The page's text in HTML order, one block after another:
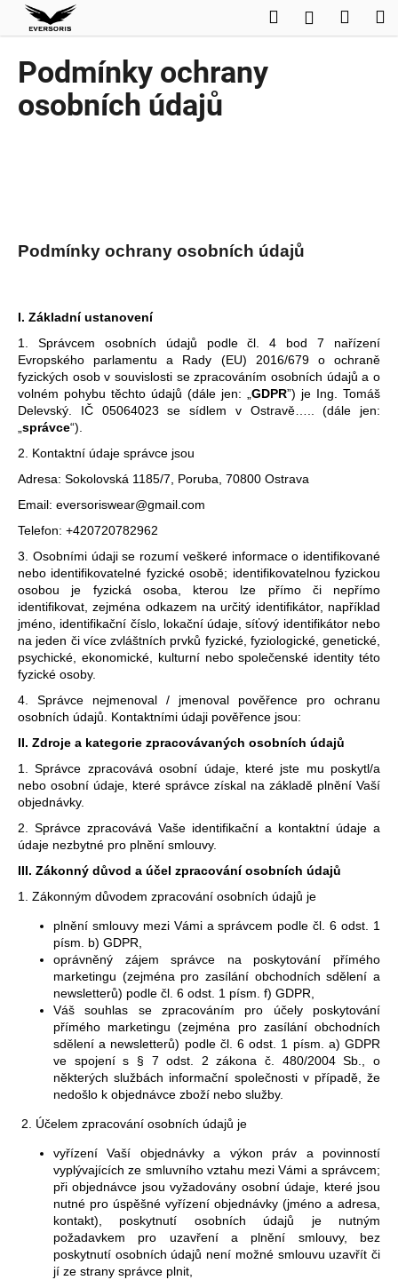
Přejít
obsah
HledatPřihlášení
Podmínky ochrany
osobních údajů
Podmínky ochrany osobních údajů
I. Základní ustanovení
1. Správcem osobních údajů podle čl. 4 bod 7 nařízení
Evropského parlamentu a Rady (EU) 2016/679 o ochraně
fyzických osob v souvislosti se zpracováním osobních údajů a o
volném pohybu těchto údajů (dále jen: „ GDPR”) je Ing. Tomáš
Delevský. IČ 05064023se sídlem v Ostravě….. (dále jen:
správce“).
2. Kontaktní údaje správce jsou
Adresa: Sokolovská 1185/7, Poruba, 70800 Ostrava
Email: eversoriswear@gmail.com
Telefon: +420720782962
3. Osobními údaji se rozumí veškeré informace o identifikované
nebo identifikovatelné fyzické osobě; identifikovatelnou fyzickou
osobou je fyzická osoba, kterou lze přímo či nepřímo
identifikovat, zejména odkazem na určitý identifikátor, například
jméno, identifikační číslo, lokační údaje, síťový identifikátor nebo
na jeden či více zvláštních prvků fyzické, fyziologické, genetické,
psychické, ekonomické, kulturní nebo společenské identity této
fyzické osoby.
4. Správce nejmenoval / jmenoval pověřence pro ochranu
osobních údajů. Kontaktními údaji pověřence jsou:
II. Zdroje a kategorie zpracovávaných osobních údajů
1. Správce zpracovává osobní údaje, které jste mu poskytl/a
nebo osobní údaje, které správce získal na základě plnění Vaší
objednávky.
2. Správce zpracovává Vaše identifikační a kontaktní údaje a
údaje nezbytné pro plnění smlouvy.
III. Zákonný důvod a účel zpracování osobních údajů
1. Zákonným důvodem zpracování osobních údajů je
plnění smlouvy mezi Vámi a správcem podle čl. 6 odst. 1
písm. b) GDPR,
oprávněný zájem správce na poskytování přímého
marketingu (zejména pro zasílání obchodních sdělení a
newsletterů) podle čl. 6 odst. 1 písm. f) GDPR,
Váš souhlas se zpracováním pro účely poskytování
přímého marketingu (zejména pro zasílání obchodních
sdělení a newsletterů) podle čl. 6 odst. 1 písm. a) GDPR
ve spojení s § 7 odst. 2 zákona č. 480/2004 Sb., o
některých službách informační společnosti v případě, že
nedošlo k objednávce zboží nebo služby.
2. Účelem zpracování osobních údajů je
vyřízení Vaší objednávky a výkon práv a povinností
vyplývajících ze smluvního vztahu mezi Vámi a správcem;
při objednávce jsou vyžadovány osobní údaje, které jsou
nutné pro úspěšné vyřízení objednávky (jméno a adresa,
kontakt), poskytnutí osobních údajů je nutným
požadavkem pro uzavření a plnění smlouvy, bez
poskytnutí osobních údajů není možné smlouvu uzavřít či
jí ze strany správce plnit,
o
C
o
b
e
t
e
n
a
j
t
?
HLEDAT
D
o
p
o
r
u
č
u
j
m
e
SPORTOVNÍ
ŠATY
LINEA
399